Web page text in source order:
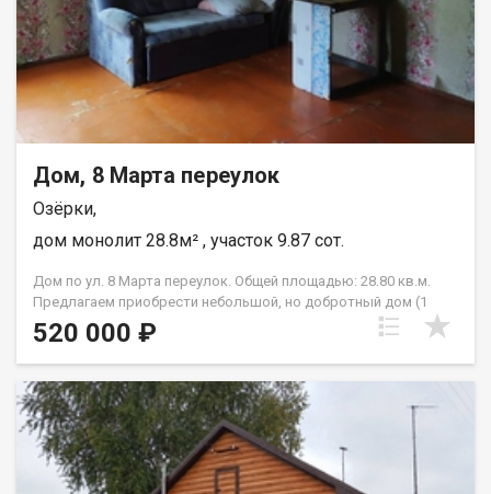
недвижимость. Возможна продажа в рассрочку. При звонке,
пожалуйста, сообщите номер варианта - JV000080190029.
Дом, 8 Марта переулок
Озёрки,
дом монолит 28.8м² , участок 9.87 сот.
Дом по ул. 8 Марта переулок. Общей площадью: 28.80 кв.м.
Предлагаем приобрести небольшой, но добротный дом (1
комната и кухня) 28,8 кв.м. недалеко от Барнаула в окружении
реликтового бора. Подходит как для круглогодичного
проживания, так и для летнего отдыха (как дача), т.к. он
располагается на участке 9,9 соток. Дом основательный
построен из бревна, обшит сайдингом. Окна пластиковые.
Вода в дом заведена. Требуется косметический ремонт.
Коммуникации- свет, отопление - печное, вода - скважина
(требует ремонта), канализация - местная, газ - по улице. На
участке залит фундамент под баню (3*4), рядом с домом
520 000 ₽